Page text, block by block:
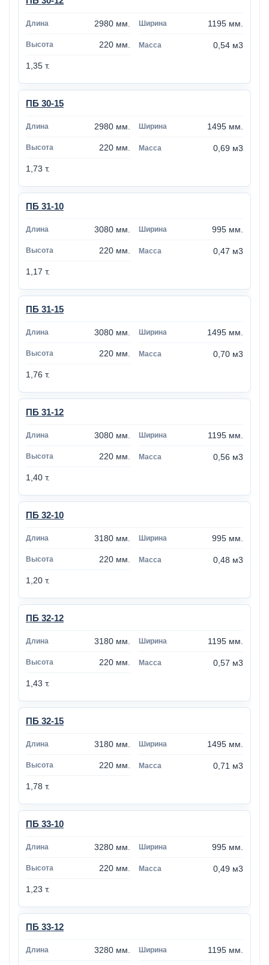
2980 мм. 1195 мм.
220 мм. 0,54 м3
1,35 т.
ПБ 30-15
2980 мм. 1495 мм.
220 мм. 0,69 м3
1,73 т.
ПБ 31-10
3080 мм. 995 мм.
220 мм. 0,47 м3
1,17 т.
ПБ 31-15
3080 мм. 1495 мм.
220 мм. 0,70 м3
1,76 т.
ПБ 31-12
3080 мм. 1195 мм.
220 мм. 0,56 м3
1,40 т.
ПБ 32-10
3180 мм. 995 мм.
220 мм. 0,48 м3
1,20 т.
ПБ 32-12
3180 мм. 1195 мм.
220 мм. 0,57 м3
1,43 т.
ПБ 32-15
3180 мм. 1495 мм.
220 мм. 0,71 м3
1,78 т.
ПБ 33-10
3280 мм. 995 мм.
220 мм. 0,49 м3
1,23 т.
ПБ 33-12
3280 мм. 1195 мм.